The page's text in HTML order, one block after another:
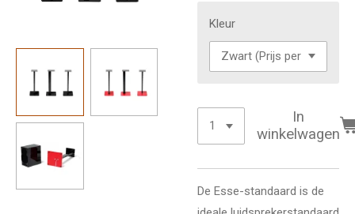
Kleur
In
winkelwagen
De Esse-standaard is de